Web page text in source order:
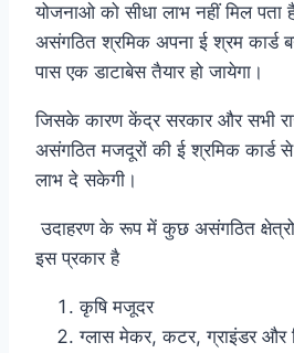
योजनाओ को सीधा लाभ नहीं मिल
असंगठित श्रमिक अपना ई श्रम कार्ड
पास एक डाटाबेस तैयार हो जायेगा।
जिसके कारण केंद्र सरकार और सभी
असंगठित मजदूरों की ई श्रमिक कार्ड
लाभ दे सकेगी।
उदाहरण के रूप में कुछ असंगठित
इस प्रकार है
कृषि मजूदर
ग्लास मेकर, कटर, ग्राइंडर और